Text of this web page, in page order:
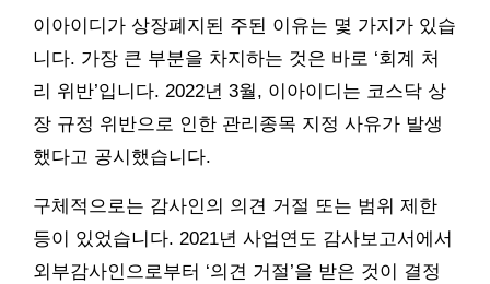
이아이디가 상장폐지된 주된 이유는 몇 가지가 있습
니다. 가장 큰 부분을 차지하는 것은 바로 ‘회계 처
리 위반’입니다. 2022년 3월, 이아이디는 코스닥 상
장 규정 위반으로 인한 관리종목 지정 사유가 발생
했다고 공시했습니다.
구체적으로는 감사인의 의견 거절 또는 범위 제한
등이 있었습니다. 2021년 사업연도 감사보고서에서
외부감사인으로부터 ‘의견 거절’을 받은 것이 결정